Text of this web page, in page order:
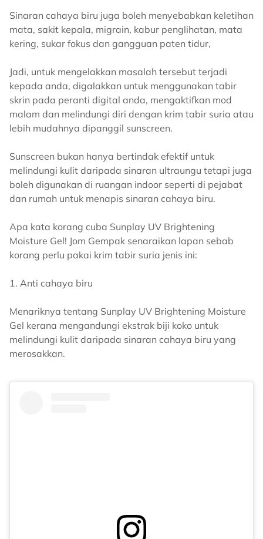
Sinaran cahaya biru juga boleh menyebabkan keletihan
mata, sakit kepala, migrain, kabur penglihatan, mata
kering, sukar fokus dan gangguan paten tidur,
Jadi, untuk mengelakkan masalah tersebut terjadi
kepada anda, digalakkan untuk menggunakan tabir
skrin pada peranti digital anda, mengaktifkan mod
malam dan melindungi diri dengan krim tabir suria atau
lebih mudahnya dipanggil sunscreen.
Sunscreen bukan hanya bertindak efektif untuk
melindungi kulit daripada sinaran ultraungu tetapi juga
boleh digunakan di ruangan indoor seperti di pejabat
dan rumah untuk menapis sinaran cahaya biru.
Apa kata korang cuba Sunplay UV Brightening
Moisture Gel! Jom Gempak senaraikan lapan sebab
korang perlu pakai krim tabir suria jenis ini:
1. Anti cahaya biru
Menariknya tentang Sunplay UV Brightening Moisture
Gel kerana mengandungi ekstrak biji koko untuk
melindungi kulit daripada sinaran cahaya biru yang
merosakkan.